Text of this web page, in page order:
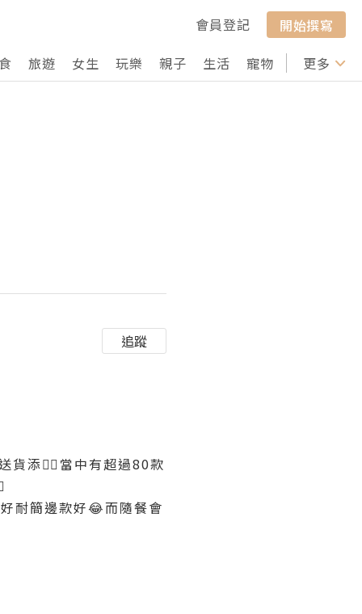
會員登記
開始撰寫
旅遊 女生 玩樂 親子 生活 寵物 行山 打卡
更多
追蹤
添✋🏻當中有超過80款
耐簡邊款好😂而隨餐會